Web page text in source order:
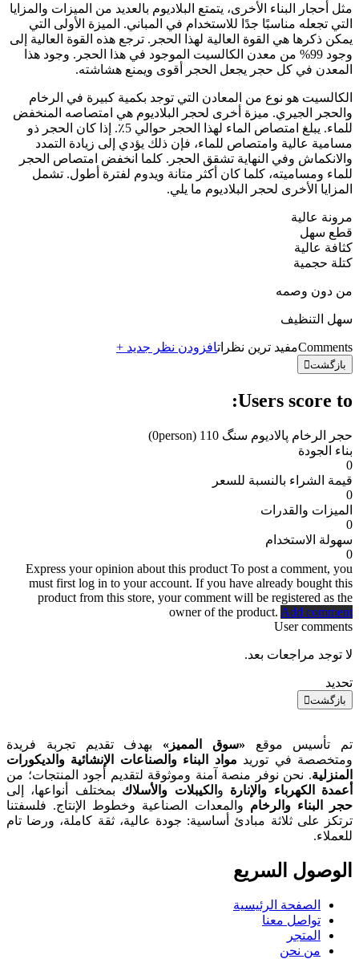
مثل أحجار البناء الأخرى، يتمتع البلاديوم بالعديد من الميزات والمزايا
التي تجعله مناسبًا جدًا للاستخدام في المباني. الميزة الأولى التي
يمكن ذكرها هي القوة العالية لهذا الحجر. ترجع هذه القوة العالية إلى
وجود 99% من معدن الكالسيت الموجود في هذا الحجر. وجود هذا
المعدن في كل حجر يجعل الحجر أقوى ويمنع هشاشته.
الكالسيت هو نوع من المعادن التي توجد بكمية كبيرة في الرخام
والحجر الجيري. ميزة أخرى لحجر البلاديوم هي امتصاصه المنخفض
للماء. يبلغ امتصاص الماء لهذا الحجر حوالي 5٪. إذا كان الحجر ذو
مسامية عالية وامتصاص للماء، فإن ذلك يؤدي إلى زيادة التمدد
والانكماش وفي النهاية تشقق الحجر. كلما انخفض امتصاص الحجر
للماء ومساميته، كلما كان أكثر متانة ويدوم لفترة أطول. تشمل
المزايا الأخرى لحجر البلاديوم ما يلي.
مرونة عالية
قطع سهل
كثافة عالية
كتلة حجمية
من دون وصمه
سهل التنظيف
Commentsمفید ترین نظراتافزودن نظر جدید +
بازگشت
Users score to:
حجر الرخام پالادیوم سنگ 110
(0person)
بناء الجودة
0
قيمة الشراء بالنسبة للسعر
0
الميزات والقدرات
0
سهولة الاستخدام
0
Express your opinion about this product To post a comment, you
must first log in to your account. If you have already bought this
product from this store, your comment will be registered as the
owner of the product. Add comment
User comments
لا توجد مراجعات بعد.
تحديد
بازگشت
تم تأسيس موقع «سوق المميز» بهدف تقديم تجربة فريدة
ومتخصصة في توريد مواد البناء والصناعات الإنشائية والديكورات
المنزلية. نحن نوفر منصة آمنة وموثوقة لتقديم أجود المنتجات؛ من
أعمدة الكهرباء والإنارة و الكيبلات والأسلاك بمختلف أنواعها، إلى
حجر البناء والرخام والمعدات الصناعية وخطوط الإنتاج. فلسفتنا
ترتكز على ثلاثة مبادئ أساسية: جودة عالية، ثقة كاملة، ورضا تام
للعملاء.
الوصول السریع
الصفحة الرئيسية
تواصل معنا
المتجر
من نحن